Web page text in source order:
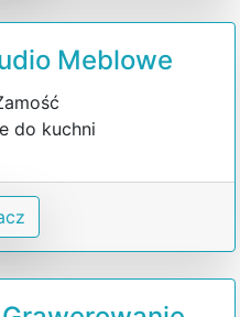
Meblowe
do kuchni